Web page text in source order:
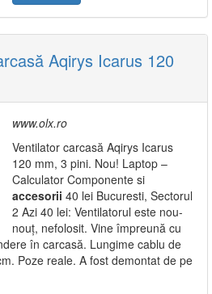
Aqirys Icarus 120
www.olx.ro
Ventilator carcasă Aqirys Icarus
120 mm, 3 pini. Nou! Laptop –
Calculator Componente si
accesorii 40 lei Bucuresti, Sectorul
2 Azi 40 lei: Ventilatorul este nou-
nouț, nefolosit. Vine împreună cu
în carcasă. Lungime cablu de
Poze reale. A fost demontat de pe